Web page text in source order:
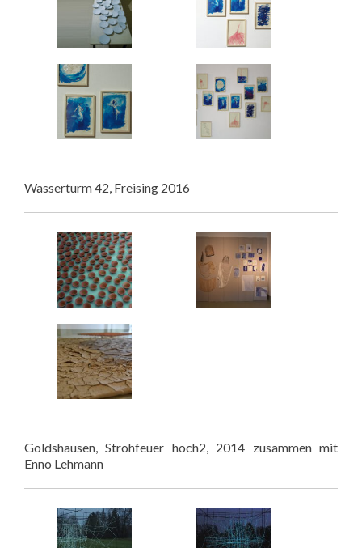
Wasserturm 42, Freising 2016
Goldshausen, Strohfeuer hoch2, 2014 zusammen mit
Enno Lehmann